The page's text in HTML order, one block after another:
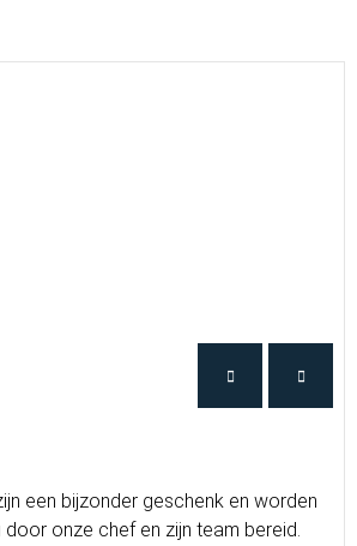
een bijzonder geschenk en worden
onze chef en zijn team bereid.